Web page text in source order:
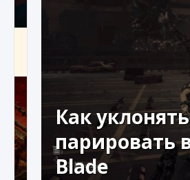
Как создавать предметы в
Как
парировать
Blade